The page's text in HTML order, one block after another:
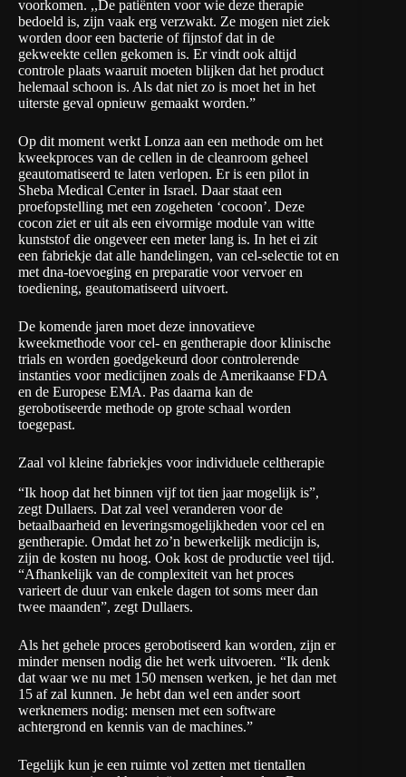
voorkomen. ,,De patiënten voor wie deze therapie
bedoeld is, zijn vaak erg verzwakt. Ze mogen niet ziek
worden door een bacterie of fijnstof dat in de
gekweekte cellen gekomen is. Er vindt ook altijd
controle plaats waaruit moeten blijken dat het product
helemaal schoon is. Als dat niet zo is moet het in het
uiterste geval opnieuw gemaakt worden.”
Op dit moment werkt Lonza aan een methode om het
kweekproces van de cellen in de cleanroom geheel
geautomatiseerd te laten verlopen. Er is een pilot in
Sheba Medical Center in Israel. Daar staat een
proefopstelling met een zogeheten ‘cocoon’. Deze
cocon ziet er uit als een eivormige module van witte
kunststof die ongeveer een meter lang is. In het ei zit
een fabriekje dat alle handelingen, van cel-selectie tot en
met dna-toevoeging en preparatie voor vervoer en
toediening, geautomatiseerd uitvoert.
De komende jaren moet deze innovatieve
kweekmethode voor cel- en gentherapie door klinische
trials en worden goedgekeurd door controlerende
instanties voor medicijnen zoals de Amerikaanse FDA
en de Europese EMA. Pas daarna kan de
gerobotiseerde methode op grote schaal worden
toegepast.
Zaal vol kleine fabriekjes voor individuele celtherapie
“Ik hoop dat het binnen vijf tot tien jaar mogelijk is”,
zegt Dullaers. Dat zal veel veranderen voor de
betaalbaarheid en leveringsmogelijkheden voor cel en
gentherapie. Omdat het zo’n bewerkelijk medicijn is,
zijn de kosten nu hoog. Ook kost de productie veel tijd.
“Afhankelijk van de complexiteit van het proces
varieert de duur van enkele dagen tot soms meer dan
twee maanden”, zegt Dullaers.
Als het gehele proces gerobotiseerd kan worden, zijn er
minder mensen nodig die het werk uitvoeren. “Ik denk
dat waar we nu met 150 mensen werken, je het dan met
15 af zal kunnen. Je hebt dan wel een ander soort
werknemers nodig: mensen met een software
achtergrond en kennis van de machines.”
Tegelijk kun je een ruimte vol zetten met tientallen